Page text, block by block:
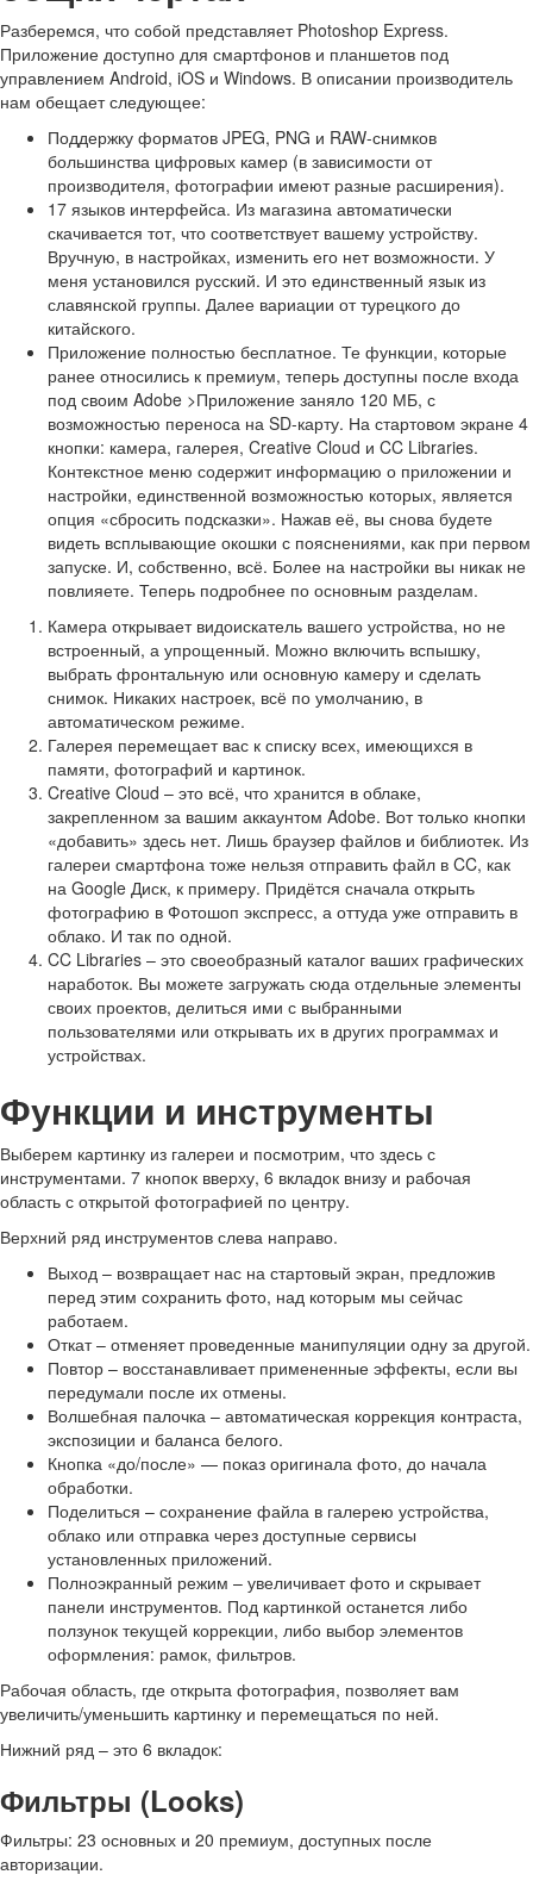
Разберемся, что собой представляет Photoshop Express.
Приложение доступно для смартфонов и планшетов под
управлением Android, iOS и Windows. В описании производитель
нам обещает следующее:
Поддержку форматов JPEG, PNG и RAW-снимков
большинства цифровых камер (в зависимости от
производителя, фотографии имеют разные расширения).
17 языков интерфейса. Из магазина автоматически
скачивается тот, что соответствует вашему устройству.
Вручную, в настройках, изменить его нет возможности. У
меня установился русский. И это единственный язык из
славянской группы. Далее вариации от турецкого до
китайского.
Приложение полностью бесплатное. Те функции, которые
ранее относились к премиум, теперь доступны после входа
под своим Adobe >Приложение заняло 120 МБ, с
возможностью переноса на SD-карту. На стартовом экране 4
кнопки: камера, галерея, Creative Cloud и CC Libraries.
Контекстное меню содержит информацию о приложении и
настройки, единственной возможностью которых, является
опция «сбросить подсказки». Нажав её, вы снова будете
видеть всплывающие окошки с пояснениями, как при первом
запуске. И, собственно, всё. Более на настройки вы никак не
повлияете. Теперь подробнее по основным разделам.
Камера открывает видоискатель вашего устройства, но не
встроенный, а упрощенный. Можно включить вспышку,
выбрать фронтальную или основную камеру и сделать
снимок. Никаких настроек, всё по умолчанию, в
автоматическом режиме.
Галерея перемещает вас к списку всех, имеющихся в
памяти, фотографий и картинок.
Creative Cloud – это всё, что хранится в облаке,
закрепленном за вашим аккаунтом Adobe. Вот только кнопки
«добавить» здесь нет. Лишь браузер файлов и библиотек. Из
галереи смартфона тоже нельзя отправить файл в CC, как
на Google Диск, к примеру. Придётся сначала открыть
фотографию в Фотошоп экспресс, а оттуда уже отправить в
облако. И так по одной.
CC Libraries – это своеобразный каталог ваших графических
наработок. Вы можете загружать сюда отдельные элементы
своих проектов, делиться ими с выбранными
пользователями или открывать их в других программах и
устройствах.
Функции и инструменты
Выберем картинку из галереи и посмотрим, что здесь с
инструментами. 7 кнопок вверху, 6 вкладок внизу и рабочая
область с открытой фотографией по центру.
Верхний ряд инструментов слева направо.
Выход – возвращает нас на стартовый экран, предложив
перед этим сохранить фото, над которым мы сейчас
работаем.
Откат – отменяет проведенные манипуляции одну за другой.
Повтор – восстанавливает примененные эффекты, если вы
передумали после их отмены.
Волшебная палочка – автоматическая коррекция контраста,
экспозиции и баланса белого.
Кнопка «до/после» — показ оригинала фото, до начала
обработки.
Поделиться – сохранение файла в галерею устройства,
облако или отправка через доступные сервисы
установленных приложений.
Полноэкранный режим – увеличивает фото и скрывает
панели инструментов. Под картинкой останется либо
ползунок текущей коррекции, либо выбор элементов
оформления: рамок, фильтров.
Рабочая область, где открыта фотография, позволяет вам
увеличить/уменьшить картинку и перемещаться по ней.
Нижний ряд – это 6 вкладок:
Фильтры (Looks)
Фильтры: 23 основных и 20 премиум, доступных после
авторизации.